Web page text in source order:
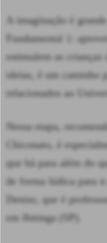
A imaginação é
Fundamental 1:
estimulem as crianças
ideias, é um caminho
relacionados ao
Nessa etapa,
Chiconato, é
que há para além do
de forma lúdica para
Denise, que é
em Ibitinga (SP).